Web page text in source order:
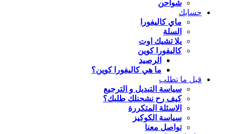
شواحن
حسابك
ماي كاليفورا
السلة
يلا تشيك اوت
كاليفورا كوين
الرصيد
ما هي كاليفورا كوين؟
قبل ما تطلب
سياسة التبديل و الترجيع
كيف رح نشحنلك طلبك؟
الاسئلة المتكررة
سياسة الكوكيز
تواصل معنا